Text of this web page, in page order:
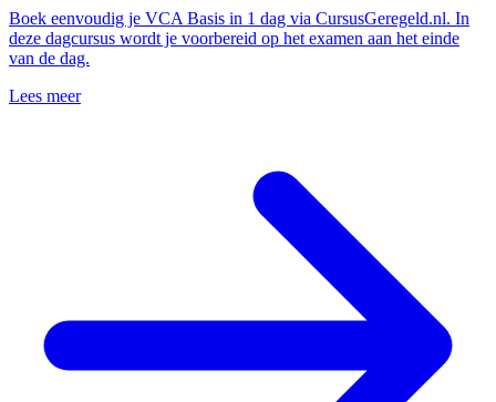
Boek eenvoudig je VCA Basis in 1 dag via CursusGeregeld.nl. In
deze dagcursus wordt je voorbereid op het examen aan het einde
van de dag.
Lees meer